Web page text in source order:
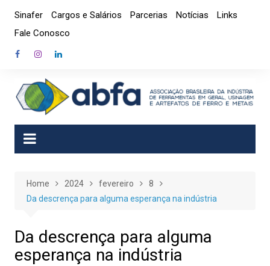
content
Sinafer Cargos e Salários Parcerias Notícias
Links
Fale Conosco
Home 2024 fevereiro
8
Da descrença para alguma esperança na indústria
Da descrença para alguma
esperança na indústria